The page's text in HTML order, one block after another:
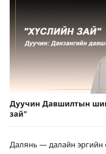
Дуучин Давшилтын
зай"
Далянь — далайн эргийн